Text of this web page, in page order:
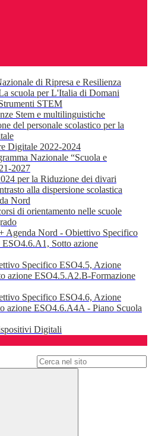
di Ripresa e Resilienza
scuola per L'Italia di Domani
STEM
Stem e multilinguistiche
del personale scolastico per la
Digitale 2022-2024
Nazionale “Scuola e
2027
per la Riduzione dei divari
alla dispersione scolastica
Nord
di orientamento nelle scuole
Agenda Nord - Obiettivo Specifico
Sotto azione
Specifico ESO4.5, Azione
azione ESO4.5.A2.B-Formazione
Specifico ESO4.6, Azione
azione ESO4.6.A4A - Piano Scuola
Digitali